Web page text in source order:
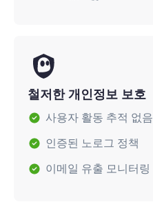
철저한 개인정보 보호
사용자 활동 추적 없음
인증된 노로그 정책
이메일 유출 모니터링